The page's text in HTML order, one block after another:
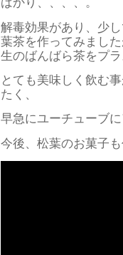
解毒効果があり、少
葉茶を作ってみまし
生のばんばら茶をプ
とても美味しく飲む
たく、
早急にユーチューブ
今後、松葉のお菓子